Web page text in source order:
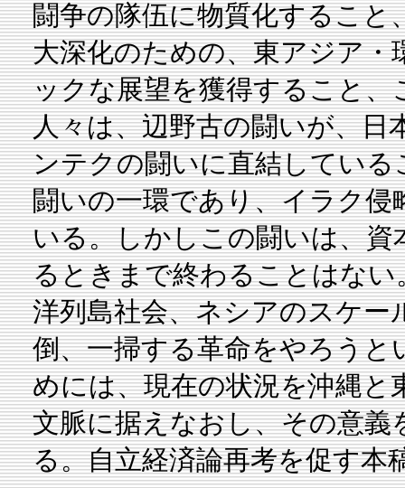
闘争の隊伍に物質化すること
大深化のための、東アジア
ックな展望を獲得すること
人々は、辺野古の闘いが、
ンテクの闘いに直結してい
闘いの一環であり、イラク
いる。しかしこの闘いは、資
るときまで終わることはな
洋列島社会、ネシアのスケー
倒、一掃する革命をやろう
めには、現在の状況を沖縄と
文脈に据えなおし、その意
る。自立経済論再考を促す本